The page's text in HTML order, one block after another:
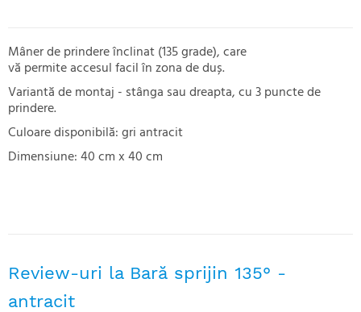
Mâner de prindere înclinat (135 grade), care
vă permite accesul facil în zona de duș.
Variantă de montaj - stânga sau dreapta, cu 3 puncte de
prindere.
Culoare disponibilă: gri antracit
Dimensiune: 40 cm x 40 cm
Review-uri la Bară sprijin 135° -
antracit